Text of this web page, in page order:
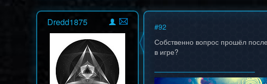
Dredd1875 #92
Собственно вопрос прошёл
в игре?